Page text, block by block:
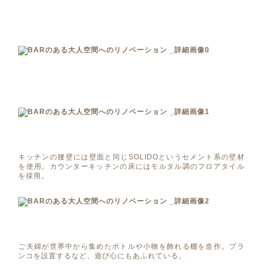
キッチンの腰壁には壁面と同じSOLIDOというセメント系の壁材
を使用。カウンターキッチンの床にはモルタル調のフロアタイル
を採用。
ご夫婦が世界中から集めたボトルや小物を飾れる棚を造作。ブラ
ンコを設置するなど、遊び心にもあふれている。